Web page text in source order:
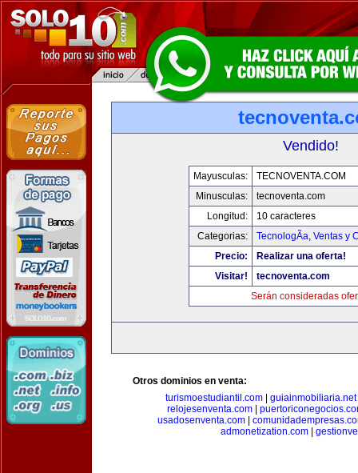
Vendido!
Mayusculas:
TECNOVENTA.COM
Minusculas:
tecnoventa.com
Longitud:
10 caracteres
Categorias:
TecnologÃ­a, Ventas y
Precio:
Realizar una oferta!
Visitar!
tecnoventa.com
Serán consideradas
Otros dominios en venta:
turismoestudiantil.com| guiainmobiliaria.net
relojesenventa.com|
usadosenventa.com|
admonetization.com|